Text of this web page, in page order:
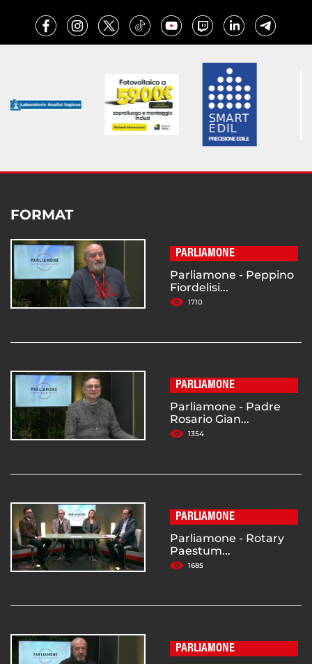
FORMAT
PARLIAMONE
Parliamone - Peppino
Fiordelisi...
1710
PARLIAMONE
Parliamone - Padre
Rosario Gian...
1354
PARLIAMONE
Parliamone - Rotary
Paestum...
1685
PARLIAMONE